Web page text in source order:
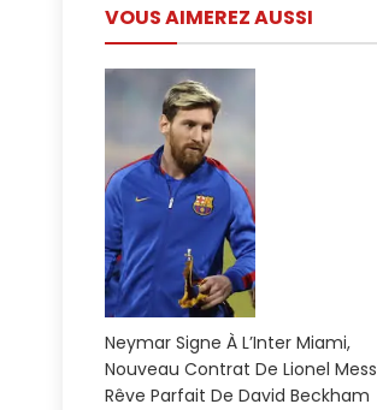
l’article
VOUS AIMEREZ AUSSI
Neymar Signe À L’Inter Miami,
Nouveau Contrat De Lionel
Rêve Parfait De David Beckham